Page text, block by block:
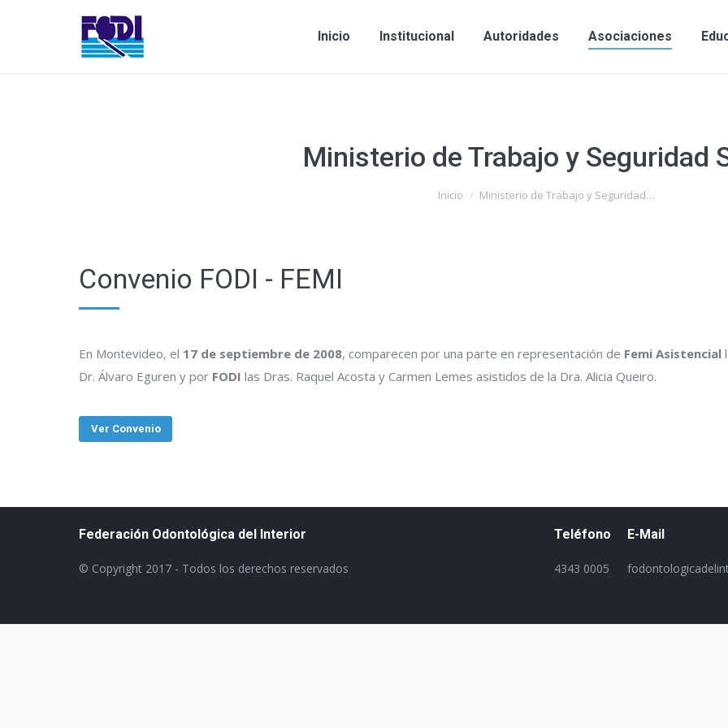
Inicio Institucional Autoridades Asociaciones
Ministerio de Trabajo y Seguridad
Inicio Ministerio de Trabajo y Seguridad…
Convenio FODI - FEMI
En Montevideo, el 17 de septiembre de 2008, comparecen por una parte en representación de Femi Asistencial
Dr. Álvaro Eguren y por FODI las Dras. Raquel Acosta y Carmen Lemes asistidos de la Dra. Alicia Queiro.
Ver Convenio
Federación Odontológica del Interior
© Copyright 2017 - Todos los derechos reservados
Teléfono
4343 0005
E-Mail